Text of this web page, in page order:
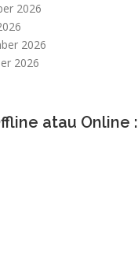
2026
2026
2026
atau Online :